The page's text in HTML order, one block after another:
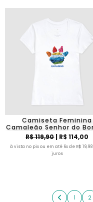
Camiseta Feminina
Camaleão Senhor do
R$ 119,90| R$ 114,00
à vista no pix ou em até 6x de R$
juros
1 2